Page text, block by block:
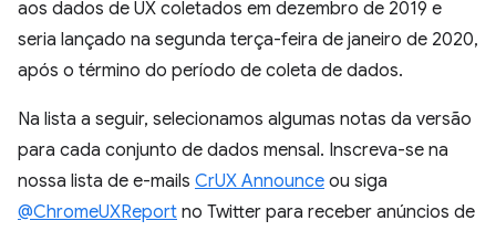
aos dados de UX coletados em dezembro de 2019 e
seria lançado na segunda terça-feira de janeiro de 2020,
após o término do período de coleta de dados.
Na lista a seguir, selecionamos algumas notas da versão
para cada conjunto de dados mensal. Inscreva-se na
nossa lista de e-mails CrUX Announce ou siga
@ChromeUXReport no Twitter para receber anúncios de